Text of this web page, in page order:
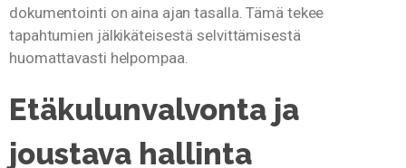
dokumentointi on aina ajan tasalla. Tämä tekee
tapahtumien jälkikäteisestä selvittämisestä
huomattavasti helpompaa.
Etäkulunvalvonta ja
joustava hallinta